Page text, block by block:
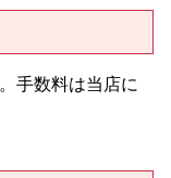
手数料は当店に